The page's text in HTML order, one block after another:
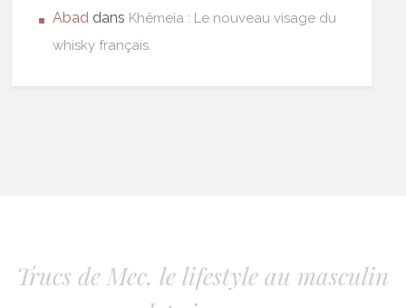
Abad dans Khêmeia : Le nouveau visage du
whisky français.
Trucs de Mec, le lifestyle au masculin